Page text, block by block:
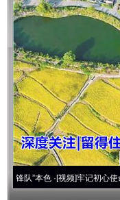
·[视频]牢记初心使命 奋进复